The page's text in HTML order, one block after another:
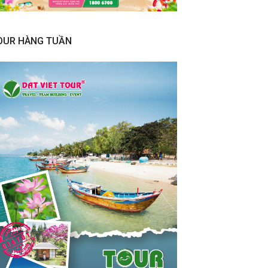
HÀNG TUẦN